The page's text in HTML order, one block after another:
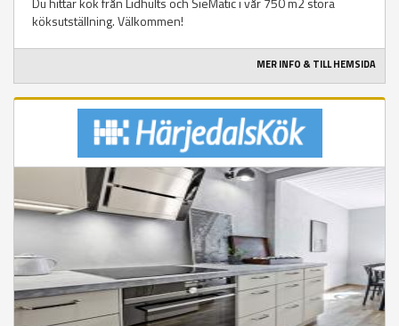
köksutställning. Välkommen!
MER INFO & TILL HEMSIDA